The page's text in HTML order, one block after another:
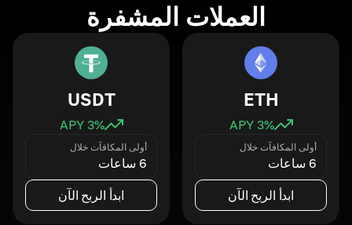
العملات المشفرة
ETH
3% APY
أولى المكافآت خلال
6 ساعات
ابدأ الربح الآن
USDT
3% APY
أولى المكافآت خلال
6 ساعات
ابدأ الربح الآن